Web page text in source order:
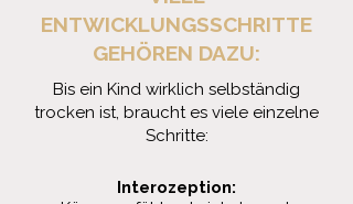
ENTWICKLUNGSSCHRITTE
GEHÖREN DAZU:
Bis ein Kind wirklich selbständig
trocken ist, braucht es viele einzelne
Schritte:
Interozeption: